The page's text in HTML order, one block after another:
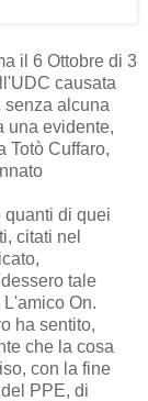
il 6 Ottobre di 3
causata
alcuna
una evidente,
Totò Cuffaro,
quanti di quei
citati nel
tale
L'amico On.
ha sentito,
che la cosa
con la fine
PPE, di